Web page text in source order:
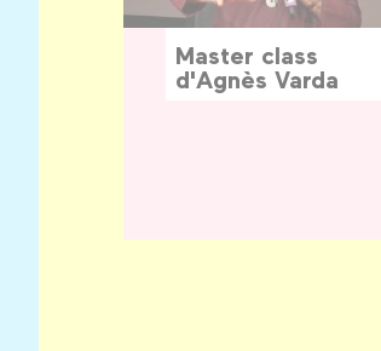
Master class
d'Agnès Varda